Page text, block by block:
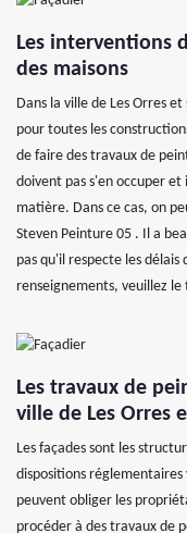
Les interventions
des maisons
Dans la ville de Les Orres
pour toutes les
de faire des travaux de
doivent pas s'en occuper et
matière. Dans ce cas, on
Steven Peinture 05 . Il a
pas qu'il respecte les
renseignements, veuillez
Les travaux de
ville de Les Orres
Les façades sont les
dispositions
peuvent obliger les
procéder à des travaux de